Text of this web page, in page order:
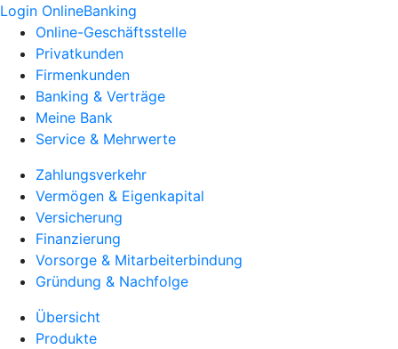
Login OnlineBanking
Online-Geschäftsstelle
Privatkunden
Firmenkunden
Banking & Verträge
Meine Bank
Service & Mehrwerte
Zahlungsverkehr
Vermögen & Eigenkapital
Versicherung
Finanzierung
Vorsorge & Mitarbeiterbindung
Gründung & Nachfolge
Übersicht
Produkte